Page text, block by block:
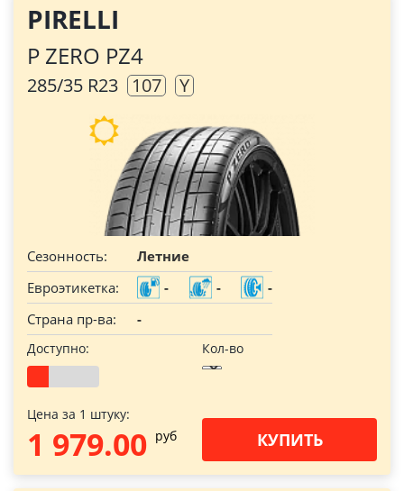
PIRELLI
P ZERO PZ4
285/35 R23 107 Y
Сезонность:
Летние
Евроэтикетка:
- -
-
Страна пр-ва:
-
Доступно: Кол-во
Цена за 1 штуку:
1 979.00 pуб КУПИТЬ